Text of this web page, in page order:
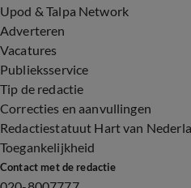
Upod & Talpa Network
Adverteren
Vacatures
Publieksservice
Tip de redactie
Correcties en aanvullingen
Redactiestatuut Hart van
Toegankelijkheid
Contact met de redactie